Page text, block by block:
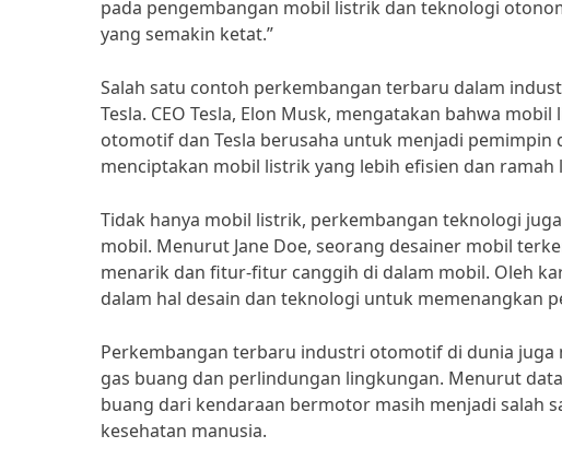
pada pengembangan mobil listrik dan teknologi
yang semakin ketat.”
Salah satu contoh perkembangan terbaru dalam
Tesla. CEO Tesla, Elon Musk, mengatakan bahwa
otomotif dan Tesla berusaha untuk menjadi pemimpin
menciptakan mobil listrik yang lebih efisien dan ramah
Tidak hanya mobil listrik, perkembangan teknologi
mobil. Menurut Jane Doe, seorang desainer mobil
menarik dan fitur-fitur canggih di dalam mobil. Oleh
dalam hal desain dan teknologi untuk memenangkan
Perkembangan terbaru industri otomotif di dunia
gas buang dan perlindungan lingkungan. Menurut
buang dari kendaraan bermotor masih menjadi salah
kesehatan manusia.